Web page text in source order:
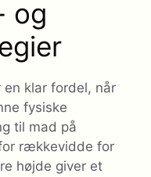
og
en klar fordel, når
fysiske
til mad på
rækkevidde for
højde giver et